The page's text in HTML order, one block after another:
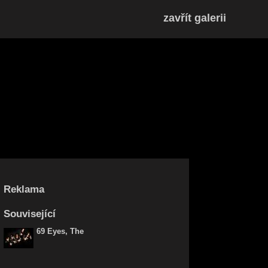
zavřít galerii
Reklama
Související
69 Eyes, The